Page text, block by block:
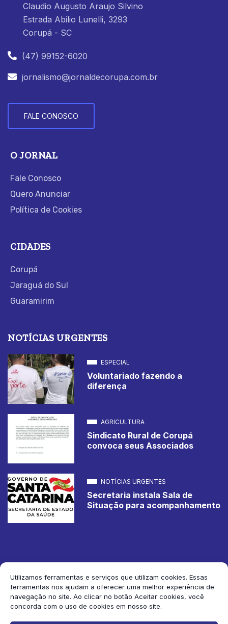
Utilizamos ferramentas e serviços que utilizam cookies. Essas
ferramentas nos ajudam a oferecer uma melhor experiência de
navegação no site. Ao clicar no botão Aceitar cookies, você
concorda com o uso de cookies em nosso site.
Claudio Augusto Araujo Silvino
Estrada Abilio Lunelli, 3293
Corupá - SC
(47) 99152-6020
jornalismo@jornaldecorupa.com.br
FALE CONOSCO
O JORNAL
Fale Conosco
Quero Anunciar
Política de Cookies
CIDADES
Corupá
Jaraguá do Sul
Guaramirim
NOTÍCIAS URGENTES
ESPECIAL
Voluntariado fazendo a
diferença
AGRICULTURA
Sindicato Rural de Corupá
convoca seus Associados
NOTÍCIAS URGENTES
Secretaria instala Sala de
Situação para acompanhamento
2026 Jornal de Corupá. Todos os direitos reservados.